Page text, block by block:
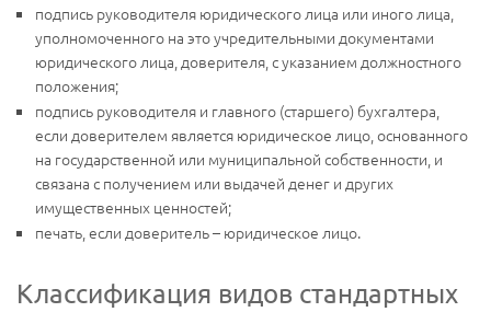
подпись руководителя юридического лица или иного лица,
уполномоченного на это учредительными документами
юридического лица, доверителя, с указанием должностного
положения;
подпись руководителя и главного (старшего) бухгалтера,
если доверителем является юридическое лицо, основанного
на государственной или муниципальной собственности, и
связана с получением или выдачей денег и других
имущественных ценностей;
печать, если доверитель – юридическое лицо.
Классификация видов стандартных